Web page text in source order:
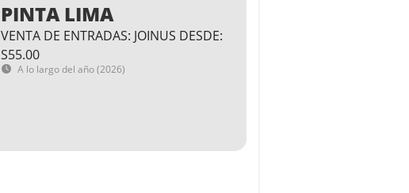
PINTA LIMA
VENTA DE ENTRADAS: JOINUS DESDE:
S55.00
A lo largo del año (2026)